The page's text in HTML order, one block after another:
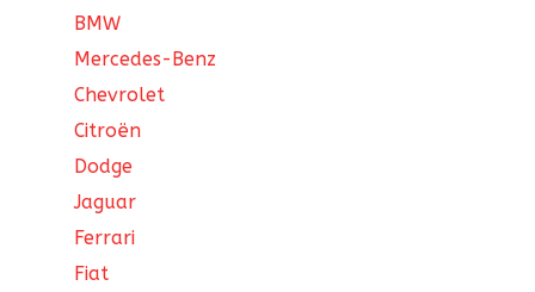
BMW
Mercedes-Benz
Chevrolet
Citroën
Dodge
Jaguar
Ferrari
Fiat